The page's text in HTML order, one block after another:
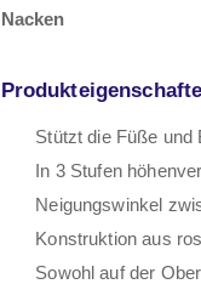
Nacken
Stützt die Füße und
In 3 Stufen
Neigungswinkel
Konstruktion aus
Sowohl auf der